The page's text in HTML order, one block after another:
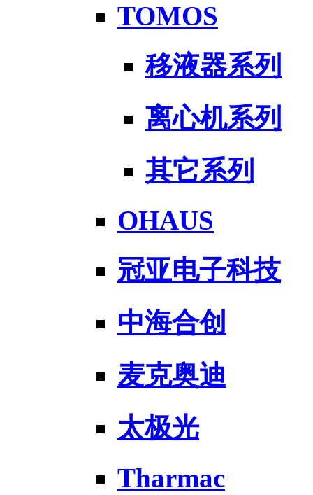
TOMOS
移液器系列
离心机系列
其它系列
OHAUS
冠亚电子科技
中海合创
麦克奥迪
太极光
Tharmac